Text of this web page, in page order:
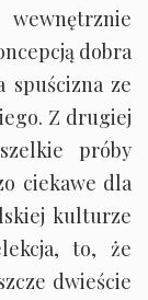
dobra
spuścizna ze
Z drugiej
próby
ciekawe dla
kulturze
to, że
dwieście